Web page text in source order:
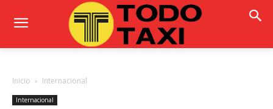
Inicio Internacional
Internacional